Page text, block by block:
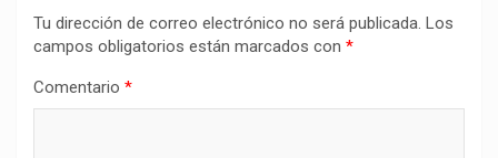
Tu dirección de correo electrónico no será publicada. Los
campos obligatorios están marcados con *
Comentario *